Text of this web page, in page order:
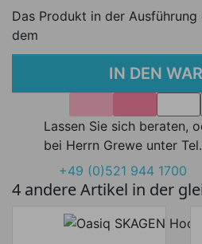
Das Produkt in der
dem
IN DEN
Lassen Sie sich beraten,
bei Herrn Grewe unter
+49 (0)521 944 1700
4 andere Artikel in der